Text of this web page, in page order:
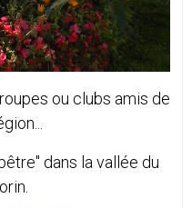
ou clubs amis de
dans la vallée du